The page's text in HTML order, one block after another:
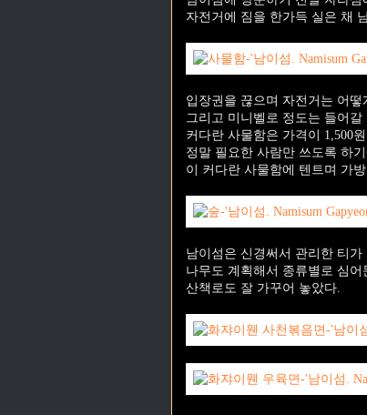
자전거에 짐을 한가득 실은 채
입장권을 끊으며 자전거는 어
그리고 미니벨로 정도는 들어
커다란 사물함은 가격이 1,500
정말 필요한 사람만 쓰도록 하
이 커다란 사물함에 텐트며 가
남이섬은 신경써서 관리한 티가
나무도 계획해서 종류별로 심어
산책로도 잘 가꾸어 놓았다.